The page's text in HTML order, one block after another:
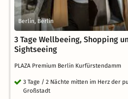
Berlin, Berlin
3 Tage Wellbeeing, Shopping
Sightseeing
PLAZA Premium Berlin Kurfürstendamm
3 Tage / 2 Nächte mitten im Herz der
Großstadt